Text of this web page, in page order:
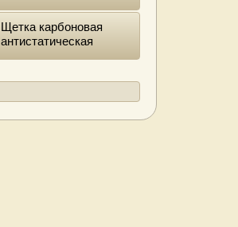
Щетка карбоновая
антистатическая